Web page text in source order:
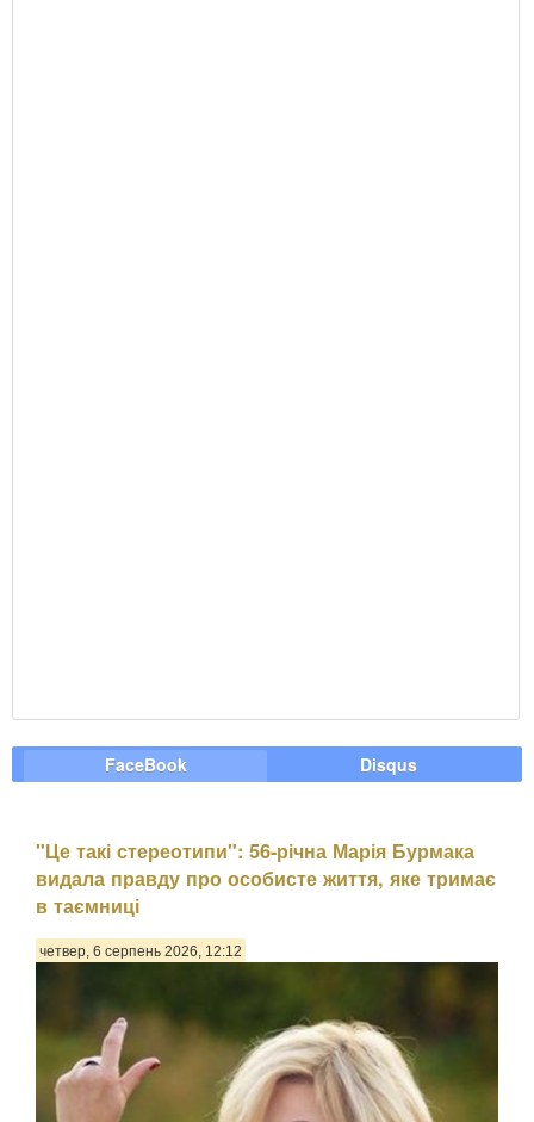
FaceBook Disqus
"Це такі стереотипи": 56-річна Марія Бурмака
видала правду про особисте життя, яке тримає
в таємниці
четвер, 6 серпень 2026, 12:12